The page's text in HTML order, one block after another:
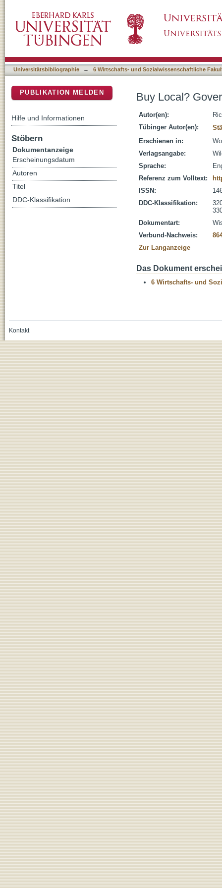
Universitätsbibliographie → 6 Wirtschafts- und Sozialwissenschaftliche
Buy Local?
Autor(en):
Tübinger Autor(en):
Erschienen in:
Verlagsangabe:
Sprache:
Referenz zum Volltext:
ISSN:
DDC-Klassifikation:
Dokumentart:
Verbund-Nachweis:
Zur Langanzeige
Das Dokument
6 Wirtschafts- und
PUBLIKATION MELDEN
Hilfe und Informationen
Stöbern
Dokumentanzeige
Erscheinungsdatum
Autoren
Titel
DDC-Klassifikation
Kontakt